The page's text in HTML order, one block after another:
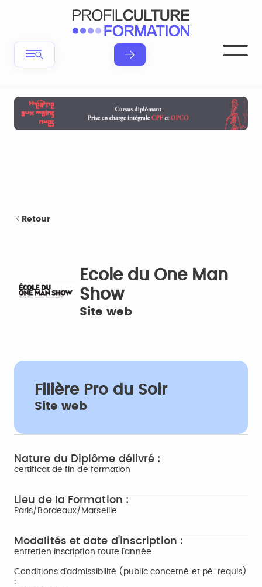
Retour
Ecole du One Man
Show
Site web
Filière Pro du Soir
Site web
Nature du Diplôme délivré :
certificat de fin de formation
Lieu de la Formation :
Paris/Bordeaux/Marseille
Modalités et date d'inscription :
entretien inscription toute l'année
Conditions d'admissibilité (public concerné et pé-requis)
: